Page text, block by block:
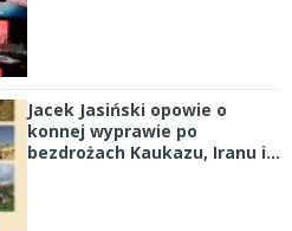
Jacek Jasiński opowie o
konnej wyprawie po
bezdrożach Kaukazu, Iranu i...